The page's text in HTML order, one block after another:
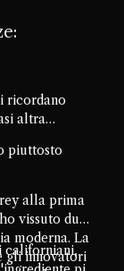
ricordano
altra
piuttosto
alla prima
vissuto due
moderna. La
gli innovatori
californiani,